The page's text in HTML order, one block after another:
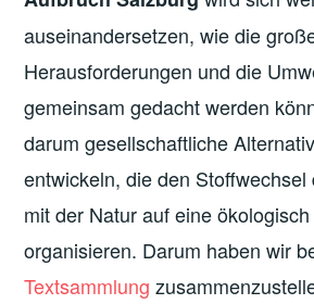
auseinandersetzen, wie die
Herausforderungen und die
gemeinsam gedacht werden
darum gesellschaftliche
entwickeln, die den Stoffwechsel
mit der Natur auf eine
organisieren. Darum haben wir
Textsammlung